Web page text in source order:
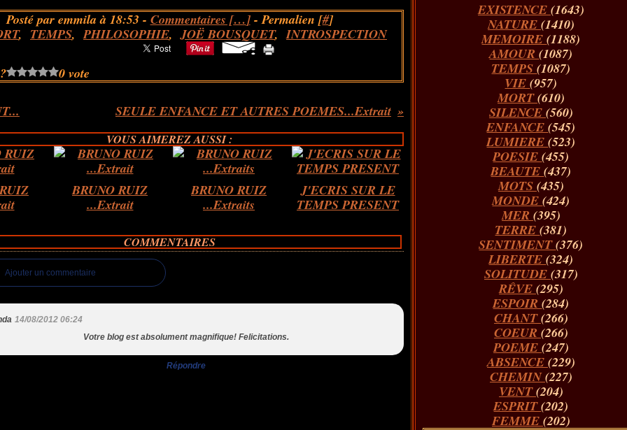
Posté par emmila à 18:53 - Commentaires […]- Permalien [#]
, TEMPS,PHILOSOPHIE,JOË BOUSQUET,INTROSPECTION
0 vote
SEULE ENFANCE ET AUTRES POEMES...Extrait
VOUS AIMEREZ AUSSI :
BRUNO RUIZ
...Extrait
BRUNO RUIZ
...Extraits
J'ECRIS SUR LE
TEMPS PRESENT
COMMENTAIRES
Ajouter un commentaire
14/08/2012 06:24
Votre blog est absolument magnifique! Felicitations.
Répondre
EXISTENCE (1643)
NATURE (1410)
MEMOIRE(1188)
AMOUR(1087)
TEMPS(1087)
VIE(957)
MORT(610)
SILENCE (560)
ENFANCE(545)
LUMIERE(523)
POESIE(455)
BEAUTE(437)
MOTS (435)
MONDE(424)
MER (395)
TERRE(381)
SENTIMENT(376)
LIBERTE(324)
SOLITUDE (317)
RÊVE (295)
ESPOIR(284)
CHANT(266)
COEUR (266)
POEME (247)
ABSENCE (229)
CHEMIN(227)
VENT(204)
ESPRIT(202)
FEMME (202)